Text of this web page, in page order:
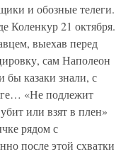
и обозные телеги.
Коленкур 21 октября.
выехав перед
сам Наполеон
бы казаки знали, с
«Не подлежит
или взят в плен»
рядом с
после этой схватки